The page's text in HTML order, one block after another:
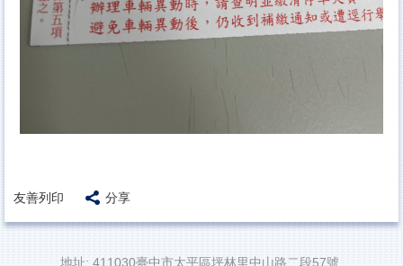
友善列印 分享
地址: 411030臺中市太平區坪林里中山路二段57號